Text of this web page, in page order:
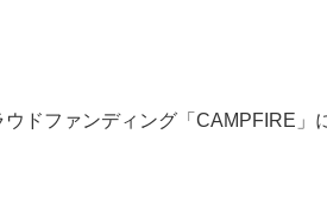
ドファンディング「CAMPFIRE」